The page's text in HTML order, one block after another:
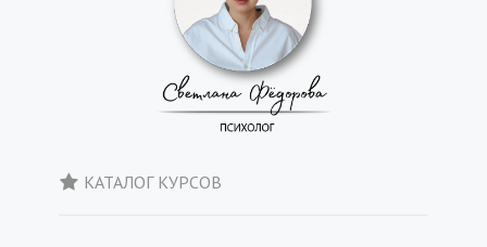
КАТАЛОГ КУРСОВ